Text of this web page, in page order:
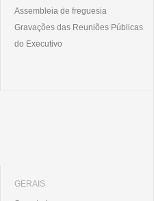
Assembleia de freguesia
Gravações das Reuniões Públicas
do Executivo
GERAIS